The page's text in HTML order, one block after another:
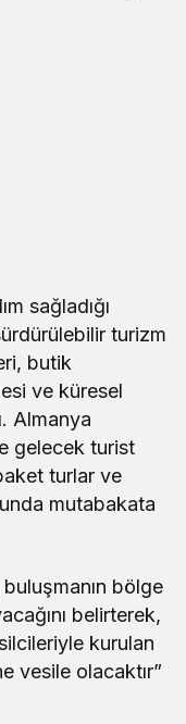
sağladığı
turizm
butik
ve küresel
Almanya
gelecek turist
turlar ve
mutabakata
bölge
belirterek,
kurulan
vesile olacaktır”